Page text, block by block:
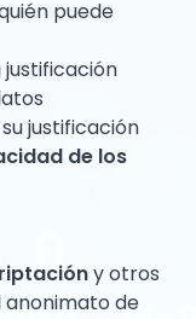
puede
justificación
justificación
de los
y otros
de